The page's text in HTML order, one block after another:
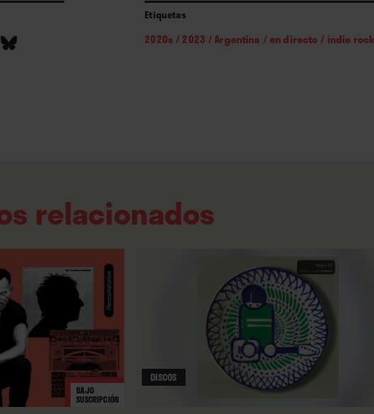
Tras el habitual golpe nostálgico
“Súper Terror”, en este caso con
conscientes de que las canciones
altibajos emocionales, lo que
transmiten algo de calma dentro
mismos se encargan de dibujar.
tarde o temprano, se irá a la
durante un rato”.
Etiquetas
2020s / 2023 /Argentina /en directo / indie rock
relacionados
BAJO
SUSCRIPCIÓN
DISCOS